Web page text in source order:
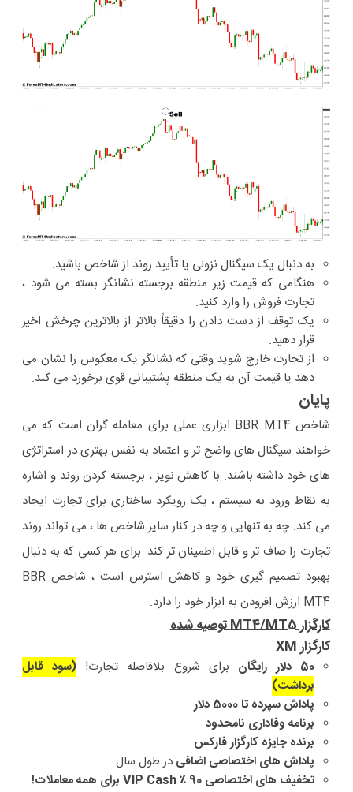
به دنبال یک سیگنال نزولی یا تأیید روند از شاخص باشید.
هنگامی که قیمت زیر منطقه برجسته نشانگر بسته می شود ،
تجارت فروش را وارد کنید.
یک توقف از دست دادن را دقیقاً بالاتر از بالاترین چرخش اخیر
قرار دهید.
از تجارت خارج شوید وقتی که نشانگر یک معکوس را نشان می
دهد یا قیمت آن به یک منطقه پشتیبانی قوی برخورد می کند.
پایان
شاخص BBR MT4 ابزاری عملی برای معامله گران است که می
خواهند سیگنال های واضح تر و اعتماد به نفس بهتری در استراتژی
های خود داشته باشند. با کاهش نویز ، برجسته کردن روند و اشاره
به نقاط ورود به سیستم ، یک رویکرد ساختاری برای تجارت ایجاد
می کند. چه به تنهایی و چه در کنار سایر شاخص ها ، می تواند روند
تجارت را صاف تر و قابل اطمینان تر کند. برای هر کسی که به دنبال
بهبود تصمیم گیری خود و کاهش استرس است ، شاخص BBR
MT4 ارزش افزودن به ابزار خود را دارد.
کارگزار MT4/MT5 توصیه شده
کارگزار XM
50 دلار رایگان برای شروع بلافاصله تجارت! (سود قابل
برداشت)
پاداش سپرده تا 5000 دلار
برنامه وفاداری نامحدود
برنده جایزه کارگزار فارکس
پاداش های اختصاصی اضافی در طول سال
تخفیف های اختصاصی 90 ٪ VIP Cash برای همه معاملات!